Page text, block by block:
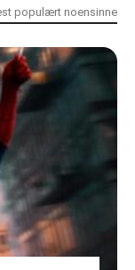
populært noensinne